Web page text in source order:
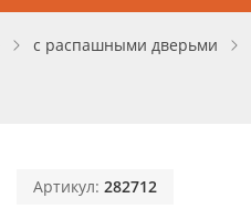
с распашными дверьми
Артикул: 282712